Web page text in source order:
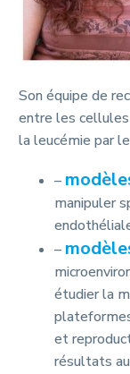
Son équipe de
entre les
la leucémie par
–
manipuler
–
étudier la
et
résultats